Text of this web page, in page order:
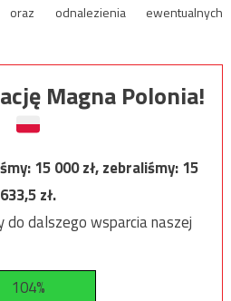
odnalezienia ewentualnych
Magna Polonia!
15 000zł, zebraliśmy:15
633,5zł.
do dalszego wsparcia naszej
104%